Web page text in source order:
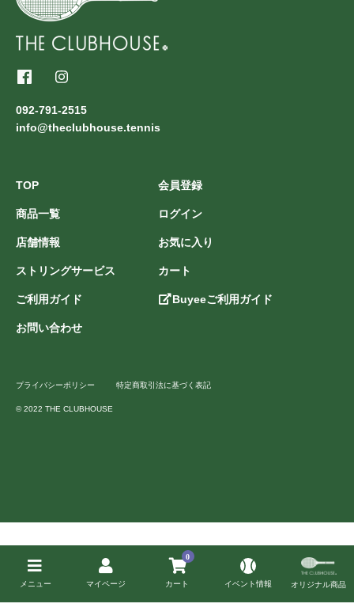
092-791-2515
info@theclubhouse.tennis
TOP
商品一覧
店舗情報
ストリングサービス
ご利用ガイド
お問い合わせ
会員登録
ログイン
お気に入り
カート
Buyeeご利用ガイド
プライバシーポリシー 特定商取引法に基づく表記
© 2022 THE CLUBHOUSE
メニュー マイページ
0
カート イベント情報 オリジナル商品